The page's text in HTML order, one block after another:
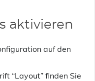
aktivieren
auf den
“Layout” finden Sie